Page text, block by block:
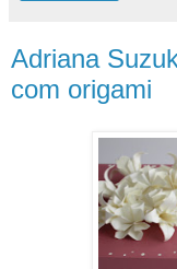
Adriana
com origami